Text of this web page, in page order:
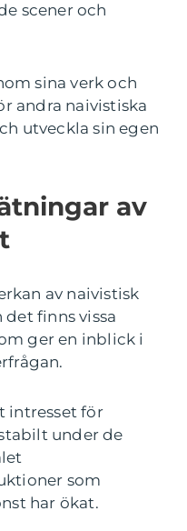
scener och
sina verk och
andra naivistiska
utveckla sin egen
av
av naivistisk
det finns vissa
ger en inblick i
intresset för
under de
som
har ökat.